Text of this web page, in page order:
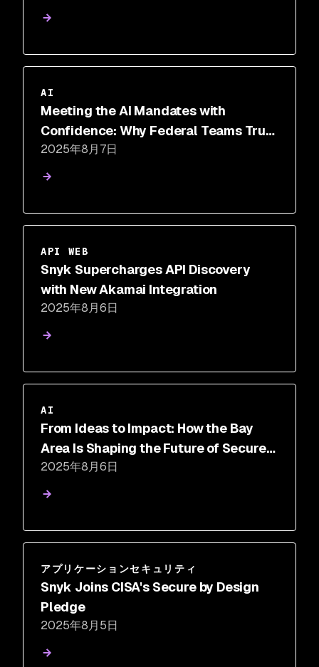
AI
Meeting the AI Mandates with
Confidence: Why Federal Teams Trust
Snyk
2025年8月7日
API WEB
Snyk Supercharges API Discovery
with New Akamai Integration
2025年8月6日
AI
From Ideas to Impact: How the Bay
Area Is Shaping the Future of Secure
AI
2025年8月6日
アプリケーションセキュリティ
Snyk Joins CISA's Secure by Design
Pledge
2025年8月5日